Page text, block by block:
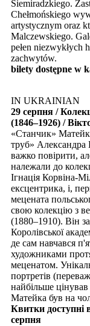
Siemiradzkiego.
Chełmońskiego
artystycznym oraz
Malczewskiego.
pełen niezwykłych
zachwytów.
bilety dostępne w
IN UKRAINIAN
29 серпня /
(1846–1926) /
«Станчик»
труб» Александра
важко повірити,
належали до
Ігнація Корвіна-
ексцентрика, і,
мецената
свою колекцію з
(1880–1910). Він
Королівської
де сам навчався
художниками
меценатом.
портретів
найбільше
Матейка був на
Квитки доступні
серпня